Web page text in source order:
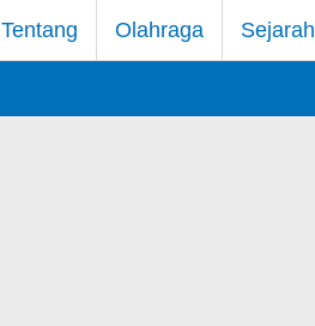
Tentang Olahraga Sejarah